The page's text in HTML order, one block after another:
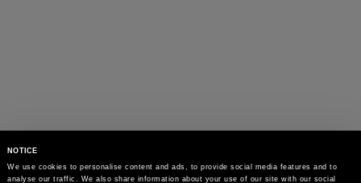
NOTICE
We use cookies to personalise content and ads, to provide social media features and to
analyse our traffic. We also share information about your use of our site with our social